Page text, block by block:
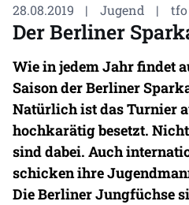
28.08.2019 | Jugend | tfo
Der Berliner
Wie in jedem Jahr findet
Saison der Berliner
Natürlich ist das Turnier
hochkarätig besetzt.
sind dabei. Auch
schicken ihre
Die Berliner Jungfüchse